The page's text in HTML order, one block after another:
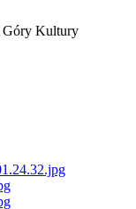
Góry Kultury